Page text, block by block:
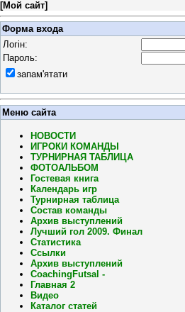
[Мой сайт]
Форма входа
Логін:
Пароль:
запам'ятати
Меню сайта
НОВОСТИ
ИГРОКИ КОМАНДЫ
ТУРНИРНАЯ ТАБЛИЦА
ФОТОАЛЬБОМ
Гостевая книга
Календарь игр
Турнирная таблица
Состав команды
Архив выступлений
Лучший гол 2009. Финал
Статистика
Ссылки
Архив выступлений
CoachingFutsal -
Главная 2
Видео
Каталог статей